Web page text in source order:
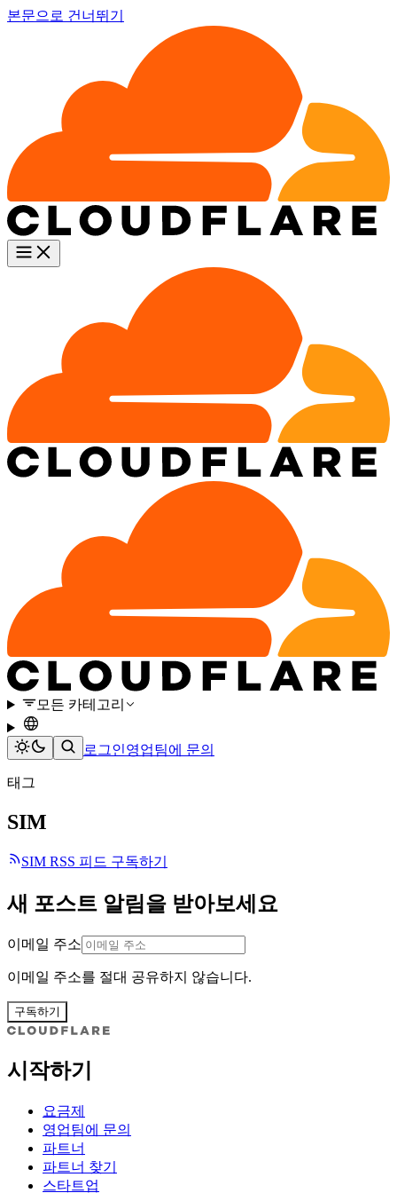
본문으로 건너뛰기
모든 카테고리
로그인영업팀에 문의
태그
SIM
SIM RSS 피드 구독하기
새 포스트 알림을 받아보세요
이메일 주소
이메일 주소를 절대 공유하지 않습니다.
구독하기
시작하기
요금제
영업팀에 문의
파트너
파트너 찾기
스타트업